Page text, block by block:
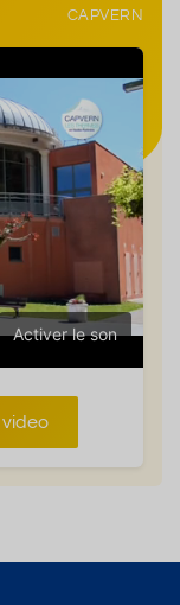
CAPVERN
Activer le son